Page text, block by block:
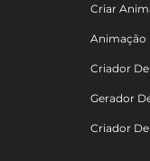
Criar
Animação
Criador
Gerador
Criador